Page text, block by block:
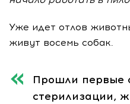
Уже идет отлов
живут восемь собак.
Прошли первые
стерилизации,